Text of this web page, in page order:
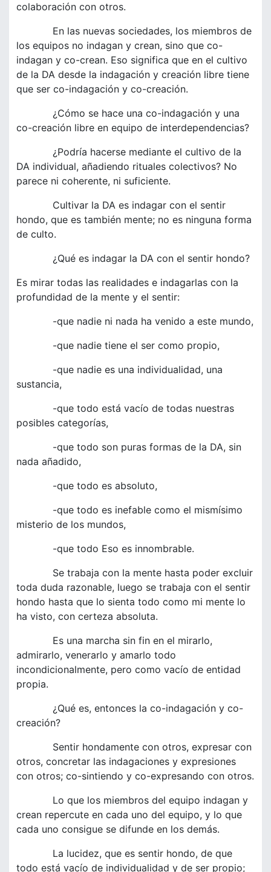
colaboración con otros.
En las nuevas sociedades, los miembros de
los equipos no indagan y crean, sino que co-
indagan y co-crean. Eso significa que en el cultivo
de la DA desde la indagación y creación libre tiene
que ser co-indagación y co-creación.
¿Cómo se hace una co-indagación y una
co-creación libre en equipo de interdependencias?
¿Podría hacerse mediante el cultivo de la
DA individual, añadiendo rituales colectivos? No
parece ni coherente, ni suficiente.
Cultivar la DA es indagar con el sentir
hondo, que es también mente; no es ninguna forma
de culto.
¿Qué es indagar la DA con el sentir hondo?
Es mirar todas las realidades e indagarlas con la
profundidad de la mente y el sentir:
-que nadie ni nada ha venido a este mundo,
-que nadie tiene el ser como propio,
-que nadie es una individualidad, una
sustancia,
-que todo está vacío de todas nuestras
posibles categorías,
-que todo son puras formas de la DA, sin
nada añadido,
-que todo es absoluto,
-que todo es inefable como el mismísimo
misterio de los mundos,
-que todo Eso es innombrable.
Se trabaja con la mente hasta poder excluir
toda duda razonable, luego se trabaja con el sentir
hondo hasta que lo sienta todo como mi mente lo
ha visto, con certeza absoluta.
Es una marcha sin fin en el mirarlo,
admirarlo, venerarlo y amarlo todo
incondicionalmente, pero como vacío de entidad
propia.
¿Qué es, entonces la co-indagación y co-
creación?
Sentir hondamente con otros, expresar con
otros, concretar las indagaciones y expresiones
con otros; co-sintiendo y co-expresando con otros.
Lo que los miembros del equipo indagan y
crean repercute en cada uno del equipo, y lo que
cada uno consigue se difunde en los demás.
La lucidez, que es sentir hondo, de que
todo está vacío de individualidad y de ser propio;